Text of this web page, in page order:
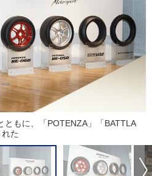
ともに、「POTENZA」「BATTLA
た